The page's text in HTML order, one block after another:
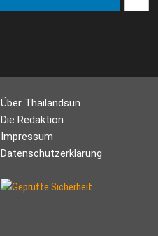
Über Thailandsun
Die Redaktion
Impressum
Datenschutzerklärung